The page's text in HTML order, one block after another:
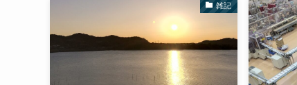
雑記